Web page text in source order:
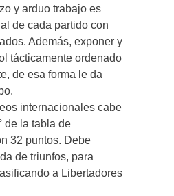
y arduo trabajo es
de cada partido con
Además, exponer y
tácticamente ordenado
de esa forma le da
internacionales cabe
de la tabla de
32 puntos. Debe
de triunfos, para
a Libertadores